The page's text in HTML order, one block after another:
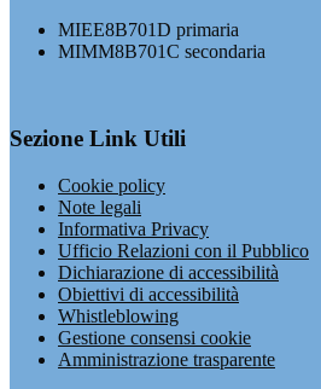
MIEE8B701D primaria
MIMM8B701C secondaria
Sezione Link Utili
Cookie policy
Note legali
Informativa Privacy
Ufficio Relazioni con il Pubblico
Dichiarazione di accessibilità
Obiettivi di accessibilità
Whistleblowing
Gestione consensi cookie
Amministrazione trasparente